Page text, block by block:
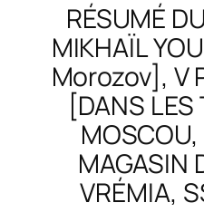
RÉSUMÉ
MIKHAÏL
Morozov], V
[DANS LES
MAGASIN
VRÉMIA,